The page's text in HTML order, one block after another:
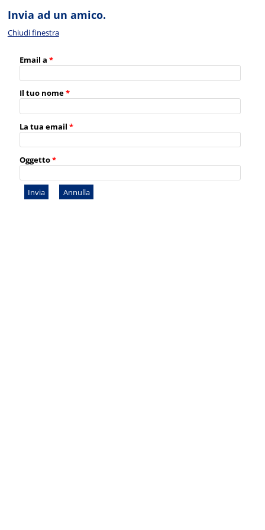
Invia ad un amico.
Chiudi finestra
Email a *
Il tuo nome*
La tua email *
Oggetto*
Invia Annulla